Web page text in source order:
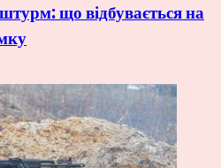
що відбувається на